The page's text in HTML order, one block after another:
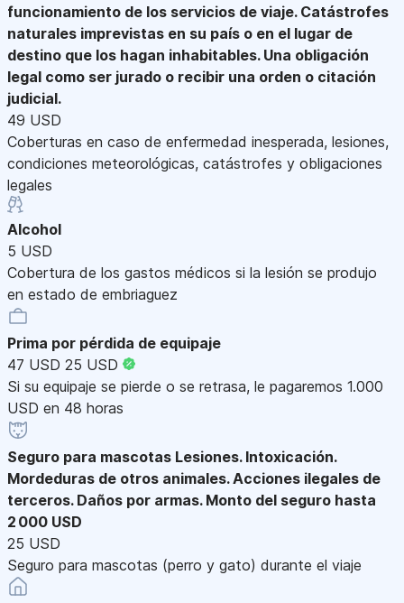
funcionamiento de los servicios de viaje. Catástrofes
naturales imprevistas en su país o en el lugar de
destino que los hagan inhabitables. Una obligación
legal como ser jurado o recibir una orden o citación
judicial.
49 USD
Coberturas en caso de enfermedad inesperada, lesiones,
condiciones meteorológicas, catástrofes y obligaciones
legales
Alcohol
5 USD
Cobertura de los gastos médicos si la lesión se produjo
en estado de embriaguez
Prima por pérdida de equipaje
47 USD 25 USD
Si su equipaje se pierde o se retrasa, le pagaremos 1.000
USD en 48 horas
Seguro para mascotas Lesiones. Intoxicación.
Mordeduras de otros animales. Acciones ilegales de
terceros. Daños por armas. Monto del seguro hasta
2 000 USD
25 USD
Seguro para mascotas (perro y gato) durante el viaje